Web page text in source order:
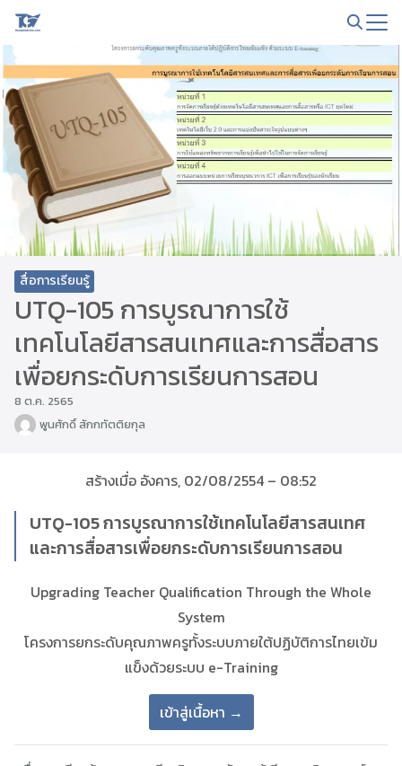
Skip
content
Search
for:
สื่อการเรียนรู้
UTQ-105 การบูรณาการใช้
เทคโนโลยีสารสนเทศและการสื่อสาร
เพื่อยกระดับการเรียนการสอน
8 ต.ค. 2565
พูนศักดิ์ สักกทัตติยกุล
สร้างเมื่อ อังคาร, 02/08/2554 – 08:52
UTQ-105 การบูรณาการใช้เทคโนโลยีสารสนเทศ
และการสื่อสารเพื่อยกระดับการเรียนการสอน
Upgrading Teacher Qualification Through the Whole
System
โครงการยกระดับคุณภาพครูทั้งระบบภายใต้ปฏิบัติการไทยเข้ม
แข็งด้วยระบบ e-Training
เข้าสู่เนื้อหา →